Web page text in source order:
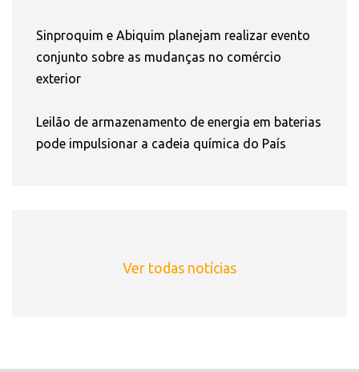
Sinproquim e Abiquim planejam realizar evento
conjunto sobre as mudanças no comércio
exterior
Leilão de armazenamento de energia em baterias
pode impulsionar a cadeia química do País
Ver todas notícias